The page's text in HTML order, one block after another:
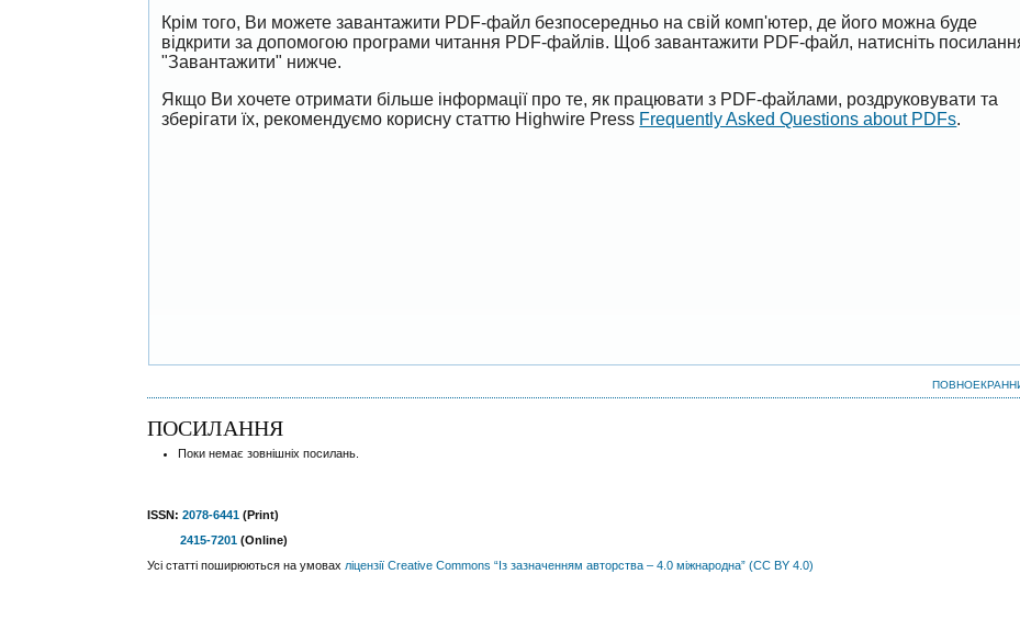
Крім того, Ви можете завантажити PDF-файл безпосередньо на свій комп'ютер, де його можна буде
відкрити за допомогою програми читання PDF-файлів. Щоб завантажити PDF-файл, натисніть
"Завантажити" нижче.
Якщо Ви хочете отримати більше інформації про те, як працювати з PDF-файлами, роздруковувати та
зберігати їх, рекомендуємо корисну статтю Highwire Press Frequently Asked Questions about PDFs.
ПОСИЛАННЯ
Поки немає зовнішніх посилань.
ISSN:2078-6441 (Print)
2415-7201 (Online)
Усі статті поширюються на умовах ліцензії Creative Commons “Із зазначенням авторства – 4.0 міжнародна” (CC BY 4.0)